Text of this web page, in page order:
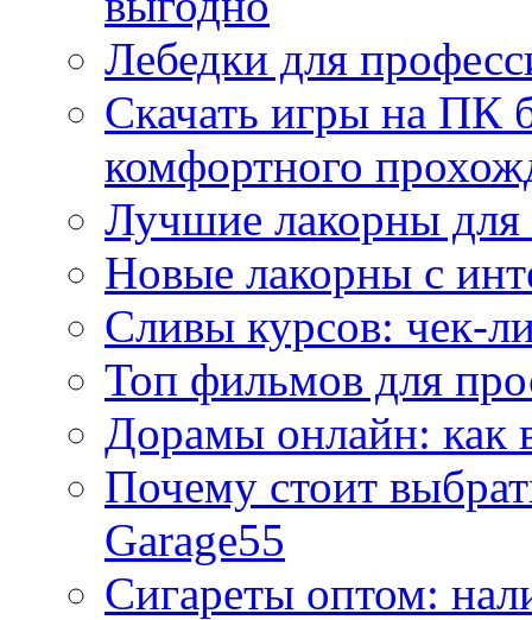
Лебедки для
Скачать игры на ПК
комфортного
Лучшие лакорны для
Новые лакорны с
Сливы курсов: чек-
Топ фильмов для
Дорамы онлайн: как
Почему стоит
Garage55
Сигареты оптом: